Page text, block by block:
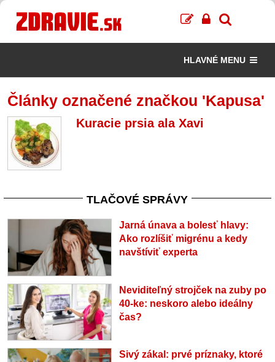
HLAVNÉ MENU
Články označené značkou 'Kapusa'
Kuracie prsia ala Xavi
TLAČOVÉ SPRÁVY
Jarná únava a bolesť hlavy:
Ako rozlíšiť migrénu a kedy
navštíviť experta
Neviditeľný strojček na zuby po
40-ke: neskoro alebo ideálny
čas?
Sivý zákal: prvé príznaky, ktoré